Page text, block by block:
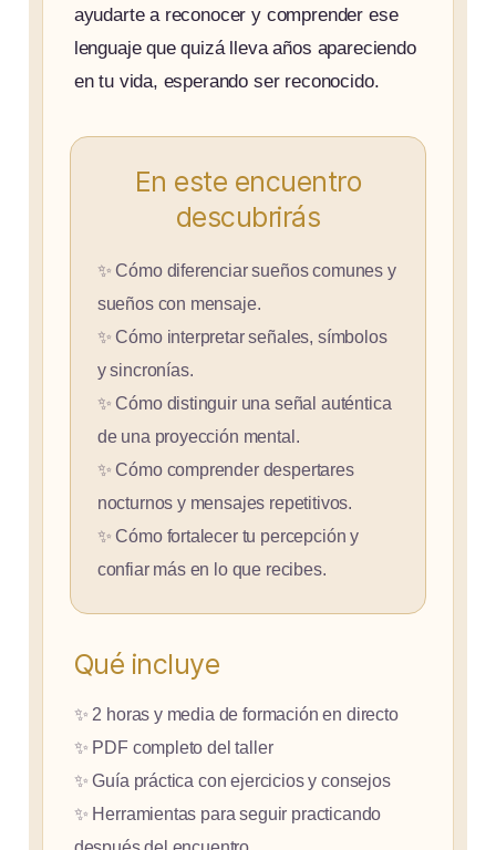
ayudarte a reconocer y comprender ese
lenguaje que quizá lleva años apareciendo
en tu vida, esperando ser reconocido.
En este encuentro
descubrirás
✨ Cómo diferenciar sueños comunes y
sueños con mensaje.
✨ Cómo interpretar señales, símbolos
y sincronías.
✨ Cómo distinguir una señal auténtica
de una proyección mental.
✨ Cómo comprender despertares
nocturnos y mensajes repetitivos.
✨ Cómo fortalecer tu percepción y
confiar más en lo que recibes.
Qué incluye
✨ 2 horas y media de formación en directo
✨ PDF completo del taller
✨ Guía práctica con ejercicios y consejos
✨ Herramientas para seguir practicando